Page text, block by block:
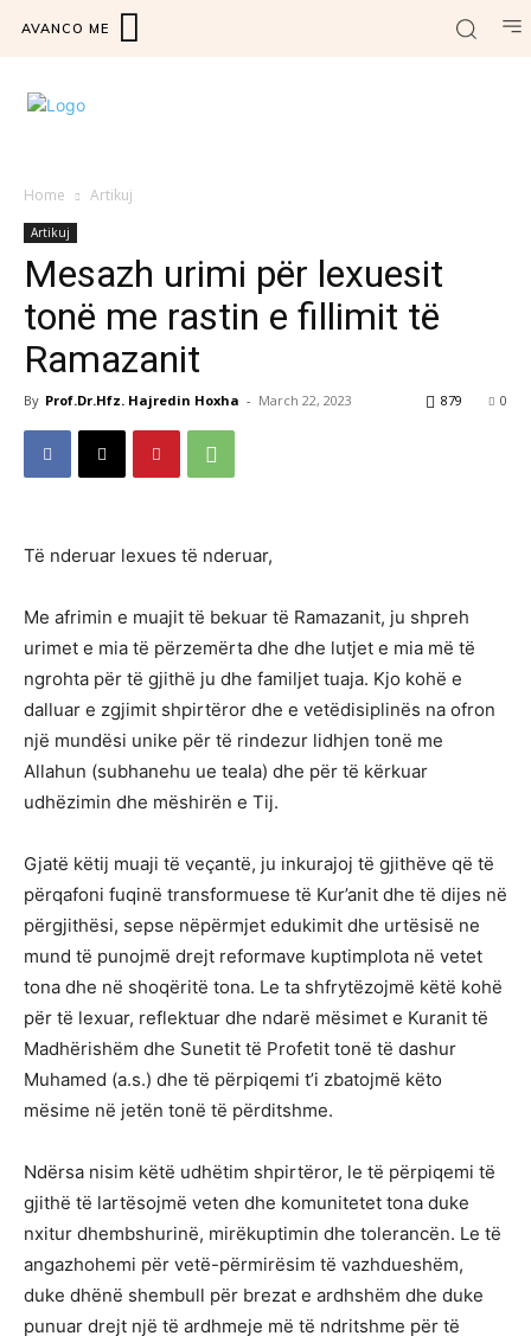
AVANCO ME
Home Artikuj
Artikuj
Mesazh urimi për lexuesit
tonë me rastin e fillimit të
Ramazanit
By Prof.Dr.Hfz. Hajredin Hoxha - March 22, 2023 0
879
Të nderuar lexues të nderuar,
Me afrimin e muajit të bekuar të Ramazanit, ju shpreh
urimet e mia të përzemërta dhe dhe lutjet e mia më të
ngrohta për të gjithë ju dhe familjet tuaja. Kjo kohë e
dalluar e zgjimit shpirtëror dhe e vetëdisiplinës na ofron
një mundësi unike për të rindezur lidhjen tonë me
Allahun (subhanehu ue teala) dhe për të kërkuar
udhëzimin dhe mëshirën e Tij.
Gjatë këtij muaji të veçantë, ju inkurajoj të gjithëve që të
përqafoni fuqinë transformuese të Kur’anit dhe të dijes në
përgjithësi, sepse nëpërmjet edukimit dhe urtësisë ne
mund të punojmë drejt reformave kuptimplota në vetet
tona dhe në shoqëritë tona. Le ta shfrytëzojmë këtë kohë
për të lexuar, reflektuar dhe ndarë mësimet e Kuranit të
Madhërishëm dhe Sunetit të Profetit tonë të dashur
Muhamed (a.s.) dhe të përpiqemi t’i zbatojmë këto
mësime në jetën tonë të përditshme.
Ndërsa nisim këtë udhëtim shpirtëror, le të përpiqemi të
gjithë të lartësojmë veten dhe komunitetet tona duke
nxitur dhembshurinë, mirëkuptimin dhe tolerancën. Le të
angazhohemi për vetë-përmirësim të vazhdueshëm,
duke dhënë shembull për brezat e ardhshëm dhe duke
punuar drejt një të ardhmeje më të ndritshme për të